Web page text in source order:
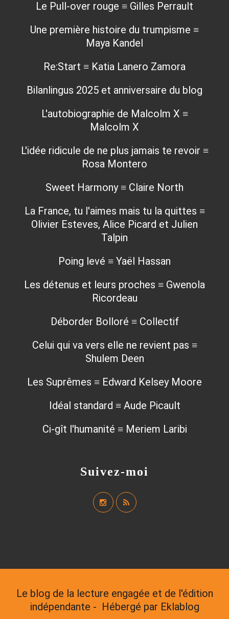
Suivez-moi
Le Pull-over rouge ≡ Gilles Perrault
Une première histoire du trumpisme ≡
Maya Kandel
Re:Start ≡ Katia Lanero Zamora
Bilanlingus 2025 et anniversaire du blog
L'autobiographie de Malcolm X ≡
Malcolm X
L'idée ridicule de ne plus jamais te revoir ≡
Rosa Montero
Sweet Harmony ≡ Claire North
La France, tu l'aimes mais tu la quittes ≡
Olivier Esteves, Alice Picard et Julien
Talpin
Poing levé ≡ Yaël Hassan
Les détenus et leurs proches ≡ Gwenola
Ricordeau
Déborder Bolloré ≡ Collectif
Celui qui va vers elle ne revient pas ≡
Shulem Deen
Les Suprêmes ≡ Edward Kelsey Moore
Idéal standard ≡ Aude Picault
Ci-gît l'humanité ≡ Meriem Laribi
Le blog de la lecture engagée et de l'édition
indépendante - Hébergé par Eklablog